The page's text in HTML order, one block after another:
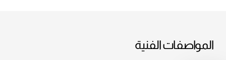
المواصفات الفنية